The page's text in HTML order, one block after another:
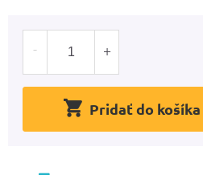
Pridať do košíka